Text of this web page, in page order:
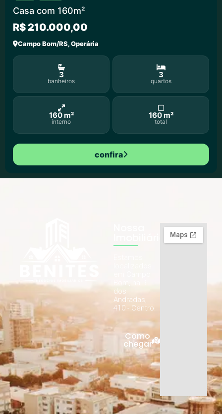
Casa com 160m²
R$ 210.000,00
Campo Bom/RS, Operária
3
banheiros
3
quartos
160 m²
interno
160 m²
total
confira
dos
Andradas,
410 - Centro.
Como
chegar